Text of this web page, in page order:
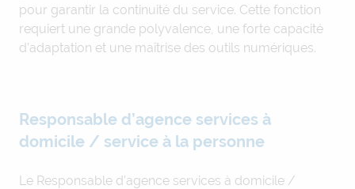
pour garantir la continuité du service. Cette fonction
requiert une grande polyvalence, une forte capacité
d’adaptation et une maîtrise des outils numériques.
Responsable d’agence services à
domicile / service à la personne
Le Responsable d’agence services à domicile /